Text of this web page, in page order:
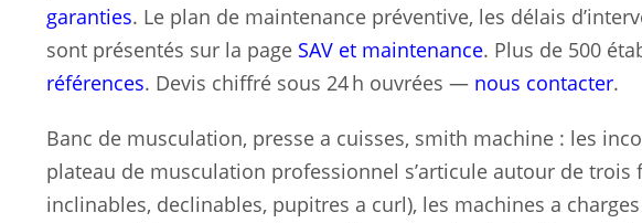
garanties. Le plan de maintenance préventive, les délais
sont présentés sur la page SAV et maintenance. Plus de 500
références. Devis chiffré sous 24 h ouvrées — nous contacter.
Banc de musculation, presse a cuisses, smith machine : les
plateau de musculation professionnel s’articule autour de
inclinables, declinables, pupitres a curl), les machines a